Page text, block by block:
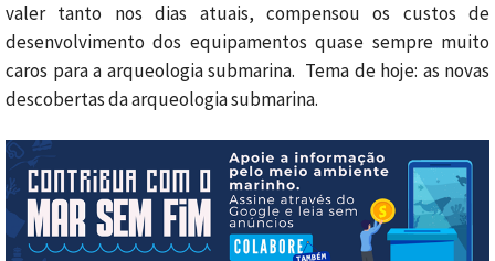
valer tanto nos dias atuais, compensou os custos de
desenvolvimento dos equipamentos quase sempre muito
caros para a arqueologia submarina. Tema de hoje: as novas
descobertas da arqueologia submarina.